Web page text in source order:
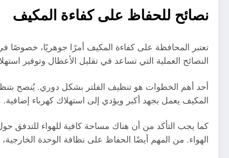
نصائح للحفاظ على كفاءة المكيف
تعتبر المحافظة على كفاءة المكيف أمرًا جوهريًا،
النصائح العملية التي تساعد في تقليل الأعطال وتوفير
أحد أهم الخطوات هو تنظيف الفلتر بشكل دوري. يُنصح
المكيف يعمل بجهد أكبر ويؤدي إلى استهلاك كهرباء إضافية.
كما يجب التأكد من أن هناك مساحة كافية للهواء للتدفق
الهواء. من المهم أيضًا الحفاظ على نظافة الوحدة